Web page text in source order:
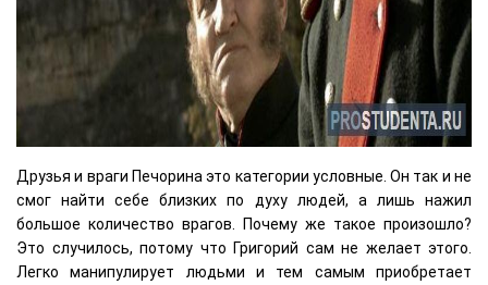
Друзья и враги Печорина это категории условные. Он так и не
смог найти себе близких по духу людей, а лишь нажил
большое количество врагов. Почему же такое произошло?
Это случилось, потому что Григорий сам не желает этого.
Легко манипулирует людьми и тем самым приобретает